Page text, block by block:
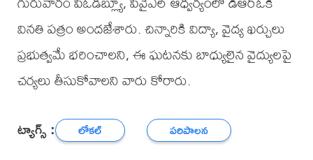
వినతి పత్రం అందజేశారు. చిన్నారికి విద్యా, వైద్య ఖర్చులు
ప్రభుత్వమే భరించాలని, ఈ ఘటనకు బాధ్యులైన వైద్యులపై
చర్యలు తీసుకోవాలని వారు కోరారు.
ట్యాగ్స్ : లోకల్ పరిపాలన